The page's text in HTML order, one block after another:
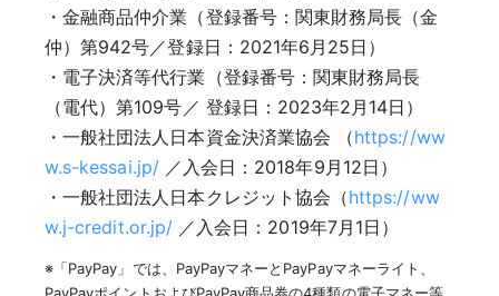
・金融商品仲介業（登録番号：関東財務局長（金
仲）第942号／登録日：2021年6月25日）
・電子決済等代行業（登録番号：関東財務局長
（電代）第109号／ 登録日：2023年2月14日）
・一般社団法人日本資金決済業協会 （https://ww
w.s-kessai.jp/／入会日：2018年9月12日）
・一般社団法人日本クレジット協会（https://ww
w.j-credit.or.jp/ ／入会日：2019年7月1日）
※「PayPay」では、PayPayマネーとPayPayマネーライト、